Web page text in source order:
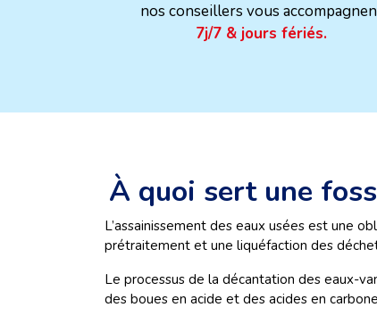
nos conseillers vous
7j/7 & jours fériés.
À quoi sert une
L’assainissement des eaux usées est une
prétraitement et une liquéfaction des
Le processus de la décantation des eaux-
des boues en acide et des acides en